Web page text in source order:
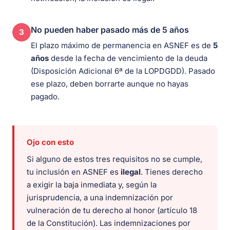
3 No pueden haber pasado más de 5 años
El plazo máximo de permanencia en ASNEF es de 5
años desde la fecha de vencimiento de la deuda
(Disposición Adicional 6ª de la LOPDGDD). Pasado
ese plazo, deben borrarte aunque no hayas
pagado.
Ojo con esto
Si alguno de estos tres requisitos no se cumple,
tu inclusión en ASNEF es ilegal. Tienes derecho
a exigir la baja inmediata y, según la
jurisprudencia, a una indemnización por
vulneración de tu derecho al honor (artículo 18
de la Constitución). Las indemnizaciones por